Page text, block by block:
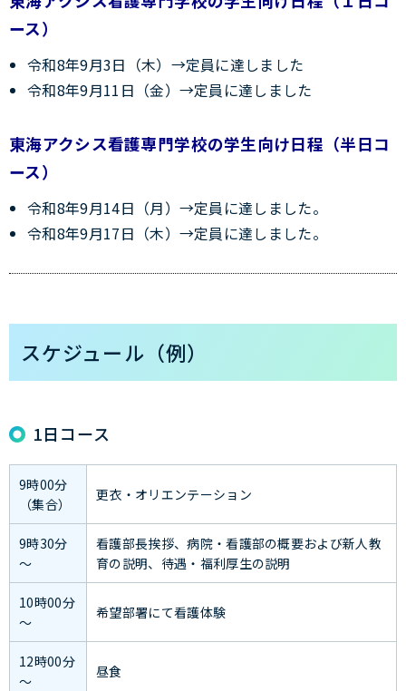
ース）
令和8年9月3日（木）→定員に達しました
令和8年9月11日（金）→定員に達しました
東海アクシス看護専門学校の学生向け日程（半日コ
ース）
令和8年9月14日（月）→定員に達しました。
令和8年9月17日（木）→定員に達しました。
スケジュール（例）
1日コース
9時00分
（集合）
更衣・オリエンテーション
9時30分
～
看護部長挨拶、病院・看護部の概要および新人教
育の説明、待遇・福利厚生の説明
10時00分
～
希望部署にて看護体験
12時00分
～
昼食